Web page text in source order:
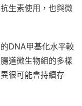
生素使用，也與微
DNA甲基化水平較
道微生物組的多樣
很可能會持續存